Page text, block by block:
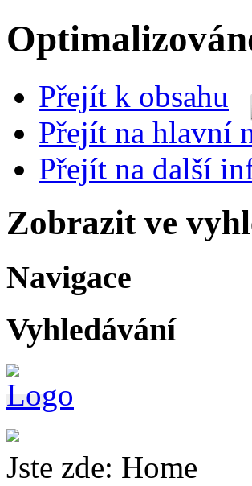
Přejít k obsahu
Přejít na hlavní
Přejít na další
Zobrazit ve
Navigace
Vyhledávání
Jste zde: Home